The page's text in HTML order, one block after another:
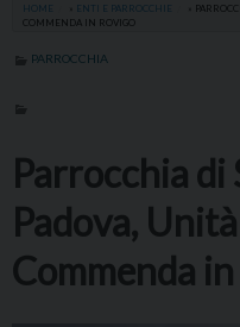
HOME ENTI E PARROCCHIE
COMMENDA IN ROVIGO
PARROCCHIA
Parrocchia di
Padova,
Commenda